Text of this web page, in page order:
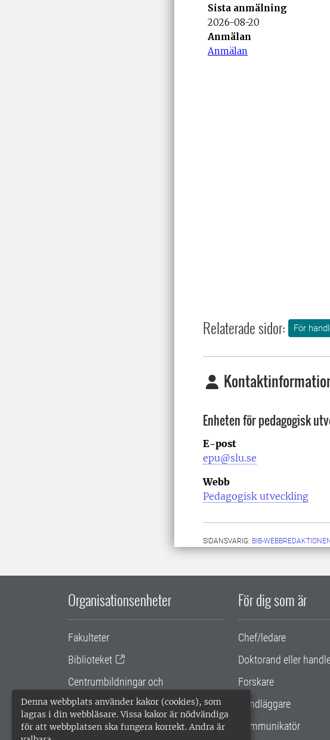
Denna webbplats använder kakor (cookies), som
lagras i din webbläsare. Vissa kakor är nödvändiga
för att webbplatsen ska fungera korrekt. Andra är
Relaterade sidor: För
Enheten för pedagogisk
E-post
epu@slu.se
Webb
Pedagogisk utveckling
SIDANSVARIG: BIB-
Organisationsenheter
Fakulteter
Biblioteket
Centrumbildningar och
samarbetsprojekt
Gemensamma verksamhetsstödet
För dig som är
Chef/ledare
Doktorand eller
Forskare
Handläggare
Kommunikatör